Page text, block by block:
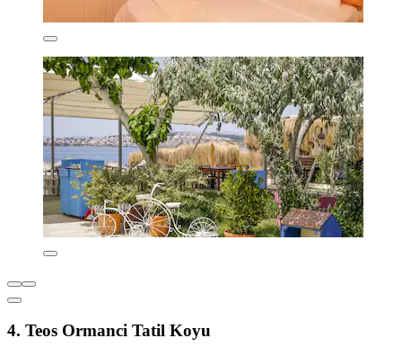
4. Teos Ormanci Tatil Koyu